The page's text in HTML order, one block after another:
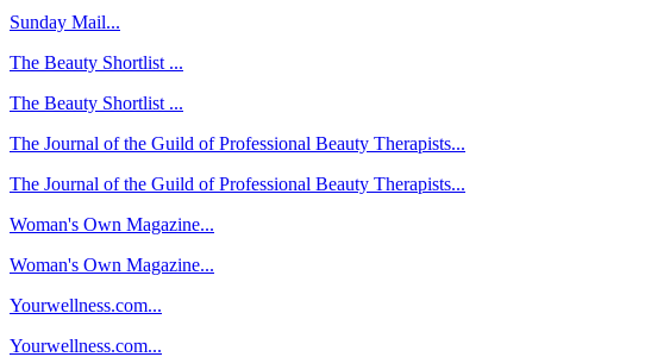
Sunday Mail...
The Beauty Shortlist ...
The Beauty Shortlist ...
The Journal of the Guild of Professional Beauty Therapists...
The Journal of the Guild of Professional Beauty Therapists...
Woman's Own Magazine...
Woman's Own Magazine...
Yourwellness.com...
Yourwellness.com...